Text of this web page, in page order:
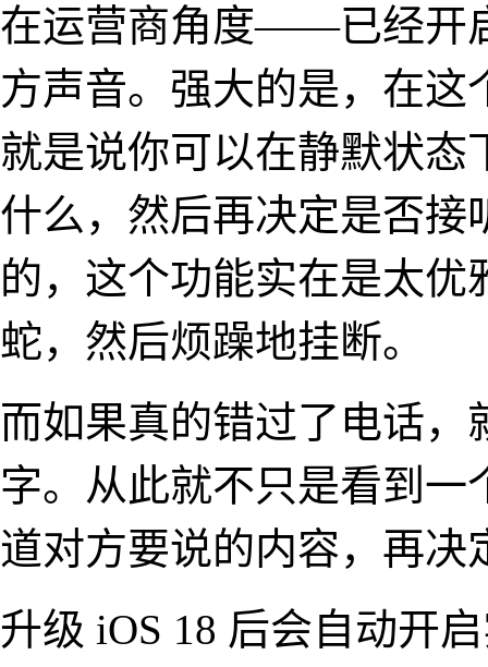
在运营商角度——已经开
方声音。强大的是，在
就是说你可以在静默状
什么，然后再决定是否接
的，这个功能实在是太
蛇，然后烦躁地挂断。
而如果真的错过了电话
字。从此就不只是看到
道对方要说的内容，再决
升级 iOS 18 后会自动开